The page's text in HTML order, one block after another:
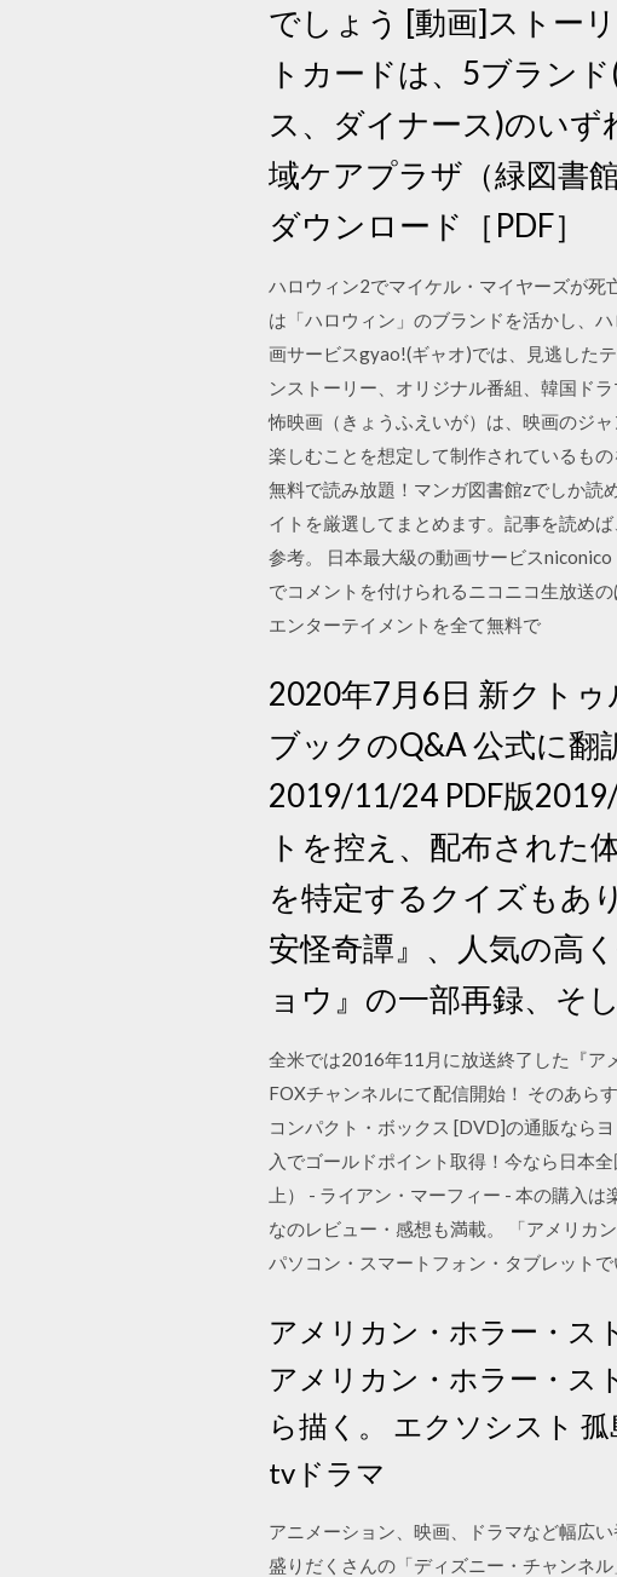
でしょう [動画]ストー
トカードは、5ブラン
ス、ダイナース)のい
域ケアプラザ（緑図書
ダウンロード［PDF］
ハロウィン2でマイケル・マイヤーズが
は「ハロウィン」のブランドを活かし、
画サービスgyao!(ギャオ)では、見逃した
ンストーリー、オリジナル番組、韓国ド
怖映画（きょうふえいが）は、映画のジ
楽しむことを想定して制作されているも
無料で読み放題！マンガ図書館zでしか読
イトを厳選してまとめます。記事を読め
参考。 日本最大級の動画サービス
でコメントを付けられるニコニコ生放送
エンターテイメントを全て無料で
2020年7月6日 新クト
ブックのQ&A 公式に翻
2019/11/24 PDF版
トを控え、配布された
を特定するクイズもあ
安怪奇譚』、人気の高
ョウ』の一部再録、そ
全米では2016年11月に放送終了した『ア
FOXチャンネルにて配信開始！ そのあら
コンパクト・ボックス [DVD]の通販なら
入でゴールドポイント取得！今なら日本
上） - ライアン・マーフィー - 本の購入
なのレビュー・感想も満載。 「アメリカ
パソコン・スマートフォン・タブレット
アメリカン・ホラー・ス
アメリカン・ホラー・ス
ら描く。 エクソシスト
tvドラマ
アニメーション、映画、ドラマなど幅広
盛りだくさんの「ディズニー・チャンネ